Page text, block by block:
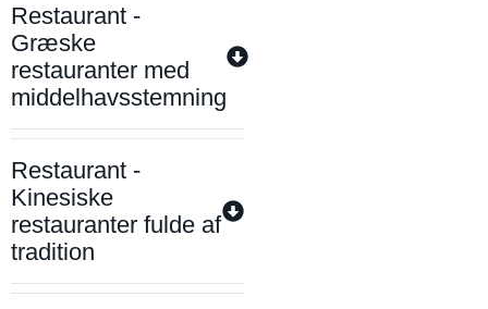
Restaurant -
Græske
restauranter med
middelhavsstemning
Restaurant -
Kinesiske
restauranter fulde af
tradition